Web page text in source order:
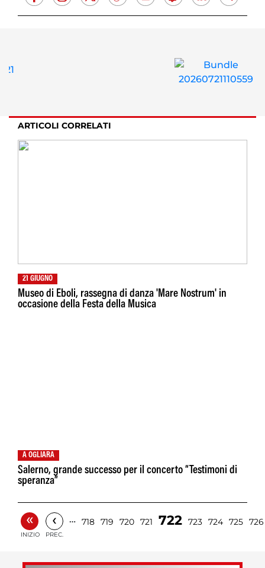
ARTICOLI CORRELATI
21 GIUGNO
Museo di Eboli, rassegna di danza 'Mare Nostrum' in
occasione della Festa della Musica
A OGLIARA
Salerno, grande successo per il concerto “Testimoni di
speranza”
«
INIZIO
‹
PREC.
… 718 719 720 721 722 723 724 725 726